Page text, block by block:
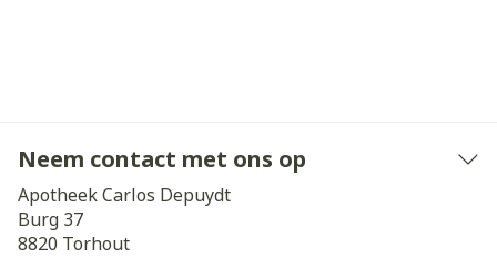
Neem contact met ons op
Apotheek Carlos Depuydt
Burg 37
8820 Torhout